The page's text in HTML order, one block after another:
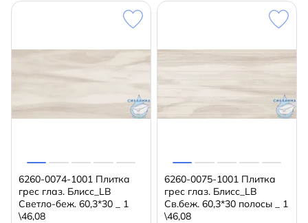
6260-0074-1001 Плитка
грес глаз. Блисс_LB
Светло-беж. 60,3*30 _ 1
\46,08
6260-0075-1001 Плитка
грес глаз. Блисс_LB
Св.беж. 60,3*30 полосы _ 1
\46,08